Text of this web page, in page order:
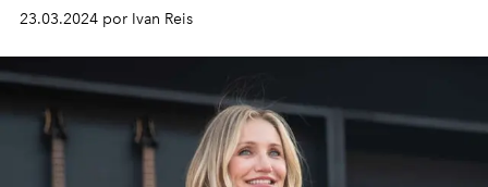
23.03.2024 por Ivan Reis